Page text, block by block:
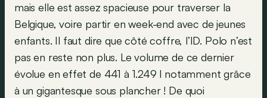
mais elle est assez spacieuse pour traverser la
Belgique, voire partir en week-end avec de jeunes
enfants. Il faut dire que côté coffre, l’ID. Polo n’est
pas en reste non plus. Le volume de ce dernier
évolue en effet de 441 à 1.249 l notamment grâce
à un gigantesque sous plancher ! De quoi